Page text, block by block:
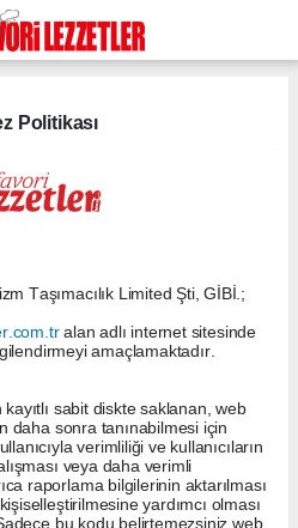
Politikası
Taşımacılık Limited Şti, GİBİ.;
alan adlı internet sitesinde
amaçlamaktadır.
kayıtlı sabit diskte saklanan, web
daha sonra tanınabilmesi için
verimliliği ve kullanıcıların
veya daha verimli
raporlama bilgilerinin aktarılması
yardımcı olması
bu kodu belirtemezsiniz web